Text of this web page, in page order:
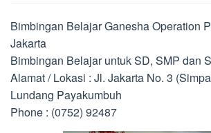
Bimbingan Belajar Ganesha Operation
Jakarta
Bimbingan Belajar untuk SD, SMP dan
Alamat / Lokasi : Jl. Jakarta No. 3
Lundang Payakumbuh
Phone : (0752) 92487